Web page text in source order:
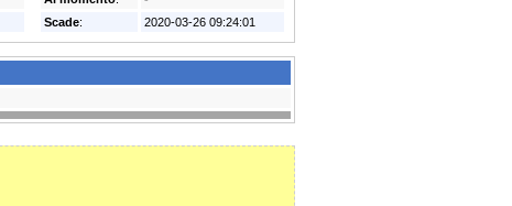
Scade: 2020-03-26 09:24:01